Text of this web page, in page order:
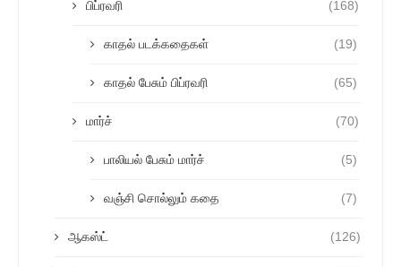
பிப்ரவரி (168)
காதல் படக்கதைகள் (19)
காதல் பேசும் பிப்ரவரி (65)
மார்ச் (70)
பாலியல் பேசும் மார்ச் (5)
வஞ்சி சொல்லும் கதை (7)
ஆகஸ்ட் (126)